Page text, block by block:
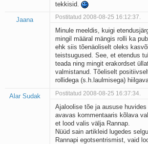
tekkisid.
Jaana Postitatud 2008-08-25 16:12:37.
Minule meeldis, kuigi
mingil määral mängis rolli ka
ehk siis tõenäoliselt oleks
teistsugused. See, et etendus
teada ning mingit erakordset
valmistanud. Tõeliselt
rollidega (s.h.laulmisega)
Alar Sudak Postitatud 2008-08-25 16:37:34.
Ajaloolise tõe ja aususe
avavas kommentaaris kõlava
et lood valis välja Rannap.
Nüüd sain artikleid lugedes
Rannapi egotsentrismist, vaid